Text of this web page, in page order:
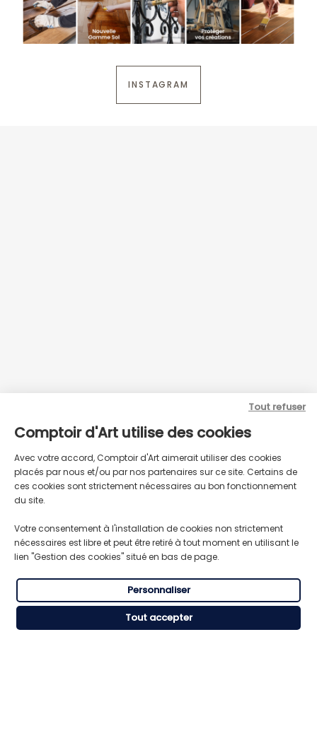
Comptoir d'Art utilise des cookies
Avec votre accord, Comptoir d'Art aimerait utiliser des cookies
placés par nous et/ou par nos partenaires sur ce site. Certains de
ces cookies sont strictement nécessaires au bon fonctionnement
du site.
Votre consentement à l'installation de cookies non strictement
nécessaires est libre et peut être retiré à tout moment en utilisant le
lien "Gestion des cookies" situé en bas de page.
Tout accepter
Tout refuser
Personnaliser
INSTAGRAM
LIVRAISON GRATUITE
Pour toute commande supérieure
à 59€ HT
TRANSPORT RAPIDE
vendredi
SERVICE CLIENT
RÈGLEMENT SÉCURISÉ
CB, Visa, Mastercard, American